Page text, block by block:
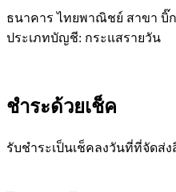
ธนาคาร ไทยพาณิชย์ สาขา บิ๊
ประเภทบัญชี: กระแสรายวัน
ชำระด้วยเช็ค​
รับชำระเป็นเช็คลงวันที่ที่จัดส่